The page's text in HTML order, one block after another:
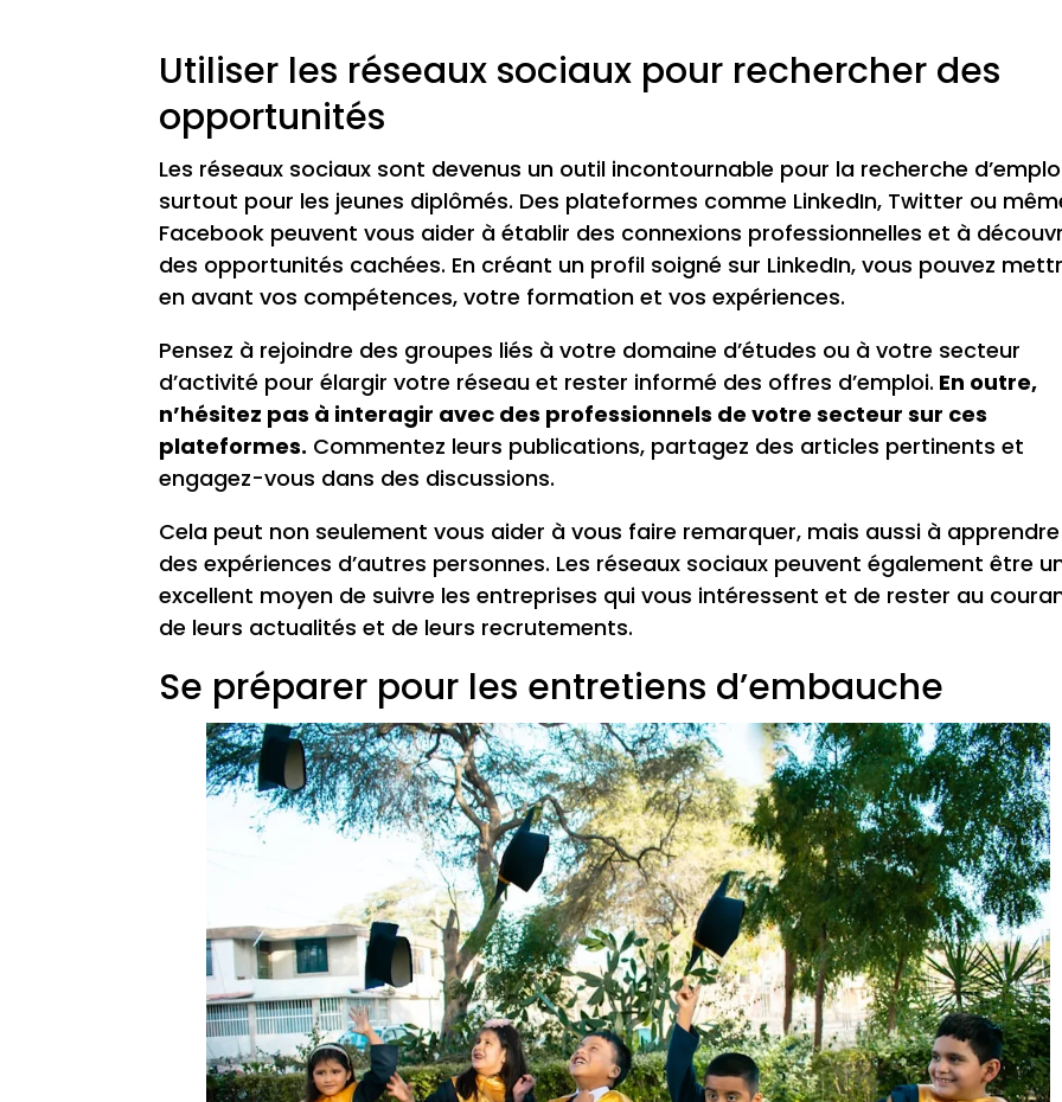
Utiliser les réseaux sociaux pour rechercher des
opportunités
Les réseaux sociaux sont devenus un outil incontournable pour la recherche
surtout pour les jeunes diplômés. Des plateformes comme LinkedIn, Twitter ou
Facebook peuvent vous aider à établir des connexions professionnelles et à
des opportunités cachées. En créant un profil soigné sur LinkedIn, vous pouvez
en avant vos compétences, votre formation et vos expériences.
Pensez à rejoindre des groupes liés à votre domaine d’études ou à votre secteur
d’activité pour élargir votre réseau et rester informé des offres d’emploi. En outre,
n’hésitez pas à interagir avec des professionnels de votre secteur sur ces
plateformes. Commentez leurs publications, partagez des articles pertinents et
engagez-vous dans des discussions.
Cela peut non seulement vous aider à vous faire remarquer, mais aussi à apprendre
des expériences d’autres personnes. Les réseaux sociaux peuvent également être
excellent moyen de suivre les entreprises qui vous intéressent et de rester au
de leurs actualités et de leurs recrutements.
Se préparer pour les entretiens d’embauche